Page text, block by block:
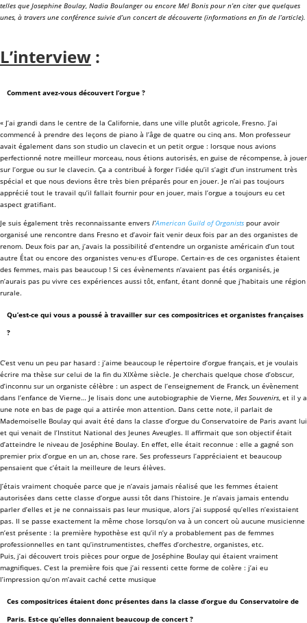
telles que Josephine Boulay, Nadia Boulanger ou encore Mel Bonis pour n’en citer que quelques
unes, à travers une conférence suivie d’un concert de découverte (informations en fin de l’article).
L’interview :
Comment avez-vous découvert l’orgue ?
« J’ai grandi dans le centre de la Californie, dans une ville plutôt agricole, Fresno. J’ai
commencé à prendre des leçons de piano à l’âge de quatre ou cinq ans. Mon professeur
avait également dans son studio un clavecin et un petit orgue : lorsque nous avions
perfectionné notre meilleur morceau, nous étions autorisés, en guise de récompense, à jouer
sur l’orgue ou sur le clavecin. Ça a contribué à forger l’idée qu’il s’agit d’un instrument très
spécial et que nous devions être très bien préparés pour en jouer. Je n’ai pas toujours
apprécié tout le travail qu’il fallait fournir pour en jouer, mais l’orgue a toujours eu cet
aspect gratifiant.
Je suis également très reconnaissante envers l’American Guild of Organists pour avoir
organisé une rencontre dans Fresno et d’avoir fait venir deux fois par an des organistes de
renom. Deux fois par an, j’avais la possibilité d’entendre un organiste américain d’un tout
autre État ou encore des organistes venu·es d’Europe. Certain·es de ces organistes étaient
des femmes, mais pas beaucoup ! Si ces évènements n’avaient pas étés organisés, je
n’aurais pas pu vivre ces expériences aussi tôt, enfant, étant donné que j’habitais une région
rurale.
Qu’est-ce qui vous a poussé à travailler sur ces compositrices et organistes françaises
?
C’est venu un peu par hasard : j’aime beaucoup le répertoire d’orgue français, et je voulais
écrire ma thèse sur celui de la fin du XIXème siècle. Je cherchais quelque chose d’obscur,
d’inconnu sur un organiste célèbre : un aspect de l’enseignement de Franck, un évènement
dans l’enfance de Vierne… Je lisais donc une autobiographie de Vierne, Mes Souvenirs, et il y a
une note en bas de page qui a attirée mon attention. Dans cette note, il parlait de
Mademoiselle Boulay qui avait été dans la classe d’orgue du Conservatoire de Paris avant lui
et qui venait de l’Institut National des Jeunes Aveugles. Il affirmait que son objectif était
d’atteindre le niveau de Joséphine Boulay. En effet, elle était reconnue : elle a gagné son
premier prix d’orgue en un an, chose rare. Ses professeurs l’appréciaient et beaucoup
pensaient que c’était la meilleure de leurs élèves.
J’étais vraiment choquée parce que je n’avais jamais réalisé que les femmes étaient
autorisées dans cette classe d’orgue aussi tôt dans l’histoire. Je n’avais jamais entendu
parler d’elles et je ne connaissais pas leur musique, alors j’ai supposé qu’elles n’existaient
pas. Il se passe exactement la même chose lorsqu’on va à un concert où aucune musicienne
n’est présente : la première hypothèse est qu’il n’y a probablement pas de femmes
professionnelles en tant qu’instrumentistes, cheffes d’orchestre, organistes, etc.
Puis, j’ai découvert trois pièces pour orgue de Joséphine Boulay qui étaient vraiment
magnifiques. C’est la première fois que j’ai ressenti cette forme de colère : j’ai eu
l’impression qu’on m’avait caché cette musique
Ces compositrices étaient donc présentes dans la classe d’orgue du Conservatoire de
Paris. Est-ce qu’elles donnaient beaucoup de concert ?